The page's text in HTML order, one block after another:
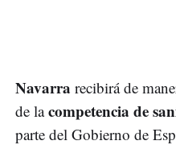
Navarra recibirá de
de lacompetencia de
parte del Gobierno de